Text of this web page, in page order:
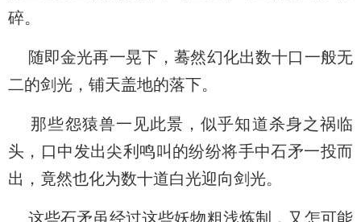
碎。
随即金光再一晃下，蓦然幻化出数十口一般无
二的剑光，铺天盖地的落下。
那些怨猿兽一见此景，似乎知道杀身之祸临
头，口中发出尖利鸣叫的纷纷将手中石矛一投而
出，竟然也化为数十道白光迎向剑光。
这些石矛虽经过这些妖物粗浅炼制，又怎可能